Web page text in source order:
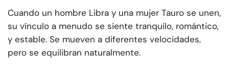
Cuando un hombre Libra y una mujer Tauro se unen,
su vínculo a menudo se siente tranquilo, romántico,
y estable. Se mueven a diferentes velocidades,
pero se equilibran naturalmente.